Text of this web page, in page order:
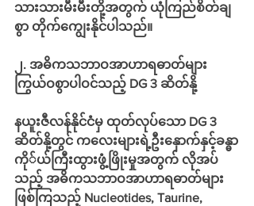
သားသားမီးမီးတို့အတွက် ယုံကြည်စိတ်ချ
စွာ တိုက်ကျွေးနိုင်ပါသည်။
၂. အဓိကသဘာဝအာဟာရဓာတ်များ
ကြွယ်ဝစွာပါဝင်သည့် DG 3 ဆိတ်နို့
နယူးဇီလန်နိုင်ငံမှ ထုတ်လုပ်သော DG 3
ဆိတ်နို့တွင် ကလေးများရဲ့ဦးနှောက်နှင့်ခန္ဓာ
ကို်ယ်ကြီးထွားဖွံ့ဖြိုးမှုအတွက် လိုအပ်
သည့် အဓိကသဘာဝအာဟာရဓာတ်များ
ဖြစ်ကြသည့် Nucleotides, Taurine,